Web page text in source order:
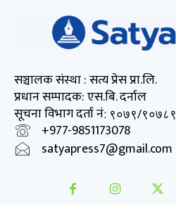
सञ्चालक संस्था : सत्य प्रेस प्रा.लि.
प्रधान सम्पादक: एस.बि. दर्नाल
सूचना विभाग दर्ता नं: ९०७९/९०७८९
+977-9851173078
satyapress7@gmail.com